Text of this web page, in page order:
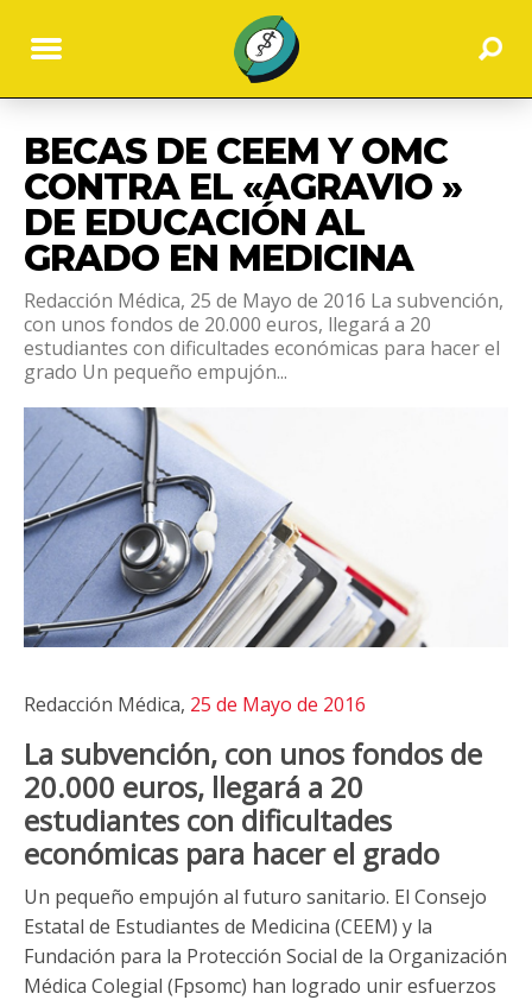
BECAS DE CEEM Y OMC
CONTRA EL «AGRAVIO »
DE EDUCACIÓN AL
GRADO EN MEDICINA
Redacción Médica, 25 de Mayo de 2016 La subvención,
con unos fondos de 20.000 euros, llegará a 20
estudiantes con dificultades económicas para hacer el
grado Un pequeño empujón...
Redacción Médica, 25 de Mayo de 2016
La subvención, con unos fondos de
20.000 euros, llegará a 20
estudiantes con dificultades
económicas para hacer el grado
Un pequeño empujón al futuro sanitario. El Consejo
Estatal de Estudiantes de Medicina (CEEM) y la
Fundación para la Protección Social de la Organización
Médica Colegial (Fpsomc) han logrado unir esfuerzos